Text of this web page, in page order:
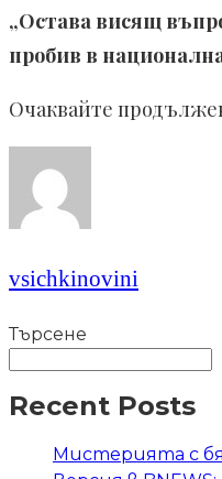
„Остава висящ
пробив в
Очаквайте
vsichkinovini
Търсене
Recent Posts
Мистерията с